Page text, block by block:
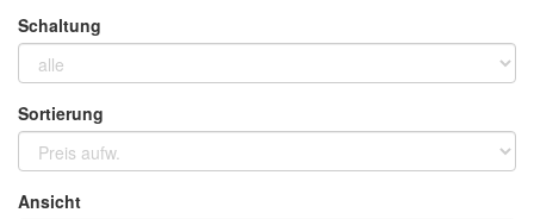
Schaltung
Sortierung
Ansicht